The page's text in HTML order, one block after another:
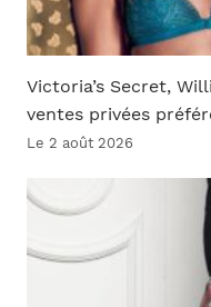
Victoria’s Secret,
ventes privées
Le 2 août 2026